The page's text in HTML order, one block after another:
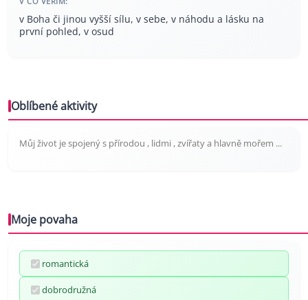
v Boha či jinou vyšší sílu, v sebe, v náhodu a lásku na
první pohled, v osud
Oblíbené aktivity
Můj život je spojený s přírodou , lidmi , zvířaty a hlavně mořem ...
Moje povaha
romantická
dobrodružná